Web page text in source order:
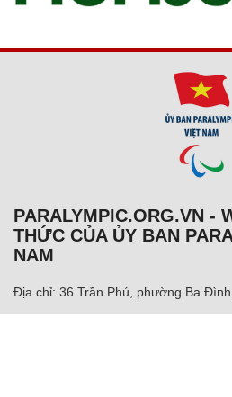
PARALYMPIC.ORG.VN -
THỨC CỦA ỦY BAN
NAM
Địa chỉ: 36 Trần Phú, phường Ba